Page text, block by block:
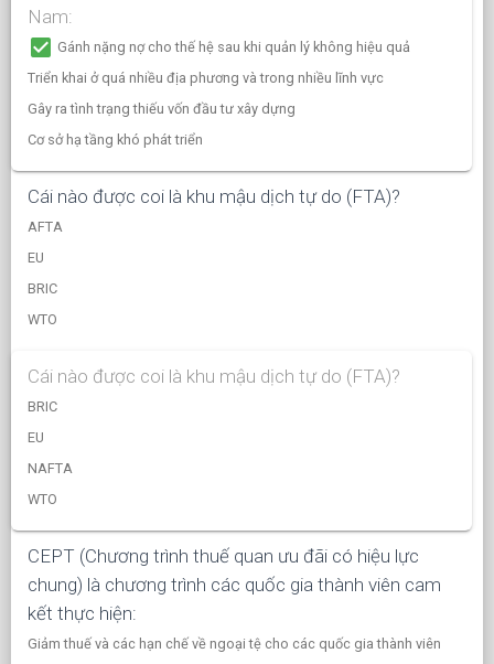
Nam:
check_box Gánh nặng nợ cho thế hệ sau khi quản lý không hiệu quả
Triển khai ở quá nhiều địa phương và trong nhiều lĩnh vực
Gây ra tình trạng thiếu vốn đầu tư xây dựng
Cơ sở hạ tầng khó phát triển
Cái nào được coi là khu mậu dịch tự do (FTA)?
AFTA
EU
BRIC
WTO
Cái nào được coi là khu mậu dịch tự do (FTA)?
BRIC
EU
NAFTA
WTO
CEPT (Chương trình thuế quan ưu đãi có hiệu lực
chung) là chương trình các quốc gia thành viên cam
kết thực hiện:
Giảm thuế và các hạn chế về ngoại tệ cho các quốc gia thành viên